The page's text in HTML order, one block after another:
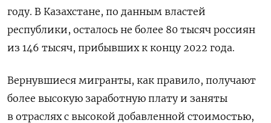
году. В Казахстане, по данным властей
республики, осталось не более 80 тысяч россиян
из 146 тысяч, прибывших к концу 2022 года.
Вернувшиеся мигранты, как правило, получают
более высокую заработную плату и заняты
в отраслях с высокой добавленной стоимостью,